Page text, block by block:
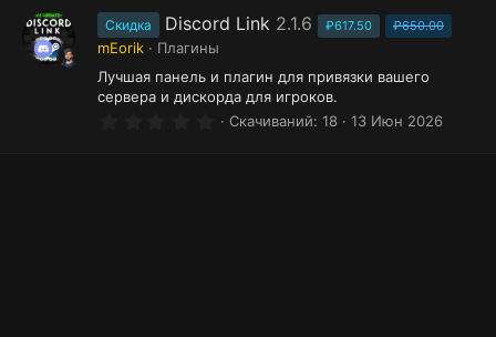
з
в
ё
з
д
Скидка Discord Link 2.1.6 ₽617.50 ₽650.00
mEorik
Плагины
Лучшая панель и плагин для привязки вашего
сервера и дискорда для игроков.
0 Скачиваний 18 13 Июн 2026